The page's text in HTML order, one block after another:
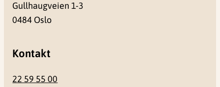
Gullhaugveien 1-3
0484 Oslo
Kontakt
22 59 55 00